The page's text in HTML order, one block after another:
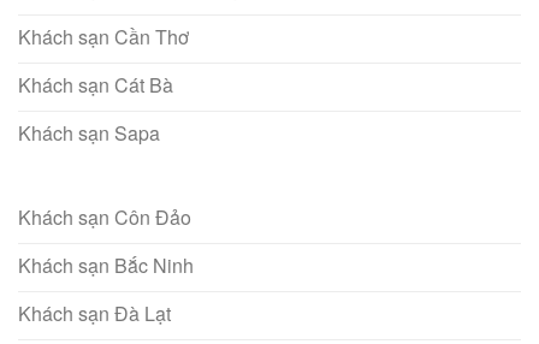
Khách sạn Cần Thơ
Khách sạn Cát Bà
Khách sạn Sapa
Khách sạn Côn Đảo
Khách sạn Bắc Ninh
Khách sạn Đà Lạt